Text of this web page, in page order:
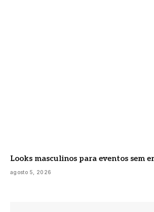
Looks masculinos para eventos sem
agosto 5, 2026